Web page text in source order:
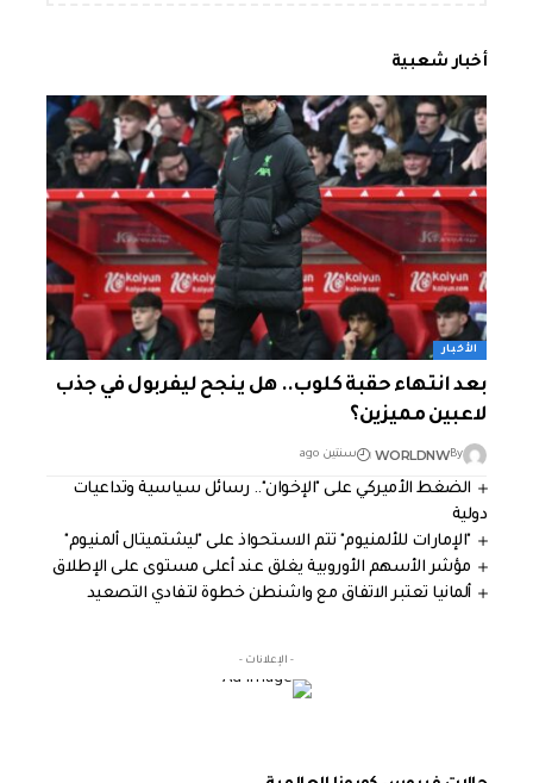
أخبار شعبية
الأخبار
بعد انتهاء حقبة كلوب.. هل ينجح ليفربول في جذب
لاعبين مميزين؟
By
WORLDNW سنتين ago
الضغط الأميركي على "الإخوان".. رسائل سياسية وتداعيات
دولية
"الإمارات للألمنيوم" تتم الاستحواذ على "ليشتميتال ألمنيوم"
مؤشر الأسهم الأوروبية يغلق عند أعلى مستوى على الإطلاق
ألمانيا تعتبر الاتفاق مع واشنطن خطوة لتفادي التصعيد
- الإعلانات -